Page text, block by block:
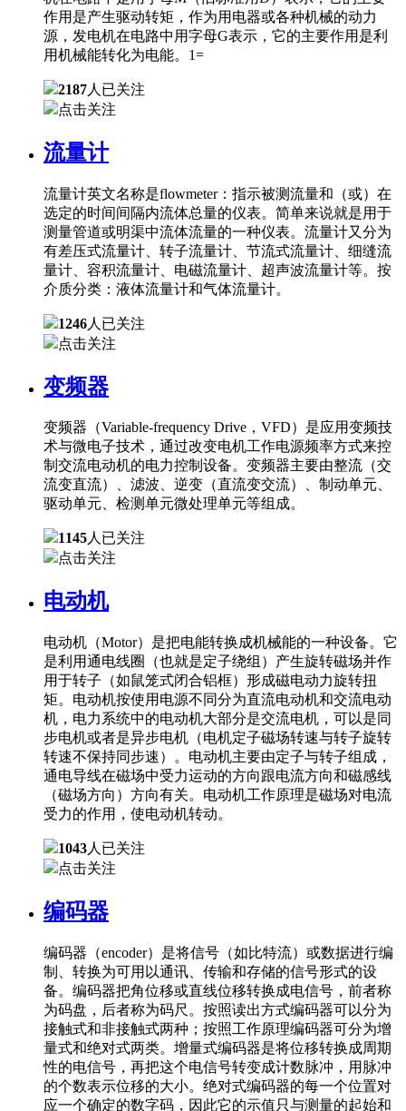
作用是产生驱动转矩，作为用电器或各种机械的动力
源，发电机在电路中用字母G表示，它的主要作用是利
用机械能转化为电能。1=
2187人已关注
点击关注
流量计
流量计英文名称是flowmeter：指示被测流量和（或）在
选定的时间间隔内流体总量的仪表。简单来说就是用于
测量管道或明渠中流体流量的一种仪表。流量计又分为
有差压式流量计、转子流量计、节流式流量计、细缝流
量计、容积流量计、电磁流量计、超声波流量计等。按
介质分类：液体流量计和气体流量计。
1246人已关注
点击关注
变频器
变频器（Variable-frequency Drive，VFD）是应用变频技
术与微电子技术，通过改变电机工作电源频率方式来控
制交流电动机的电力控制设备。变频器主要由整流（交
流变直流）、滤波、逆变（直流变交流）、制动单元、
驱动单元、检测单元微处理单元等组成。
1145人已关注
点击关注
电动机
电动机（Motor）是把电能转换成机械能的一种设备。它
是利用通电线圈（也就是定子绕组）产生旋转磁场并作
用于转子（如鼠笼式闭合铝框）形成磁电动力旋转扭
矩。电动机按使用电源不同分为直流电动机和交流电动
机，电力系统中的电动机大部分是交流电机，可以是同
步电机或者是异步电机（电机定子磁场转速与转子旋转
转速不保持同步速）。电动机主要由定子与转子组成，
通电导线在磁场中受力运动的方向跟电流方向和磁感线
（磁场方向）方向有关。电动机工作原理是磁场对电流
受力的作用，使电动机转动。
1043人已关注
点击关注
编码器
编码器（encoder）是将信号（如比特流）或数据进行编
制、转换为可用以通讯、传输和存储的信号形式的设
备。编码器把角位移或直线位移转换成电信号，前者称
为码盘，后者称为码尺。按照读出方式编码器可以分为
接触式和非接触式两种；按照工作原理编码器可分为增
量式和绝对式两类。增量式编码器是将位移转换成周期
性的电信号，再把这个电信号转变成计数脉冲，用脉冲
的个数表示位移的大小。绝对式编码器的每一个位置对
应一个确定的数字码，因此它的示值只与测量的起始和